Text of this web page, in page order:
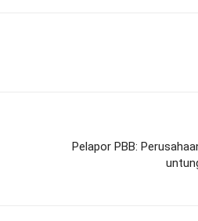
Pelapor PBB: